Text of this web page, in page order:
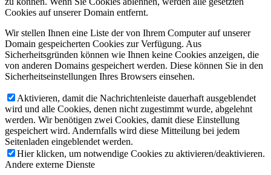
Cookies auf unserer Domain entfernt.
Wir stellen Ihnen eine Liste der von Ihrem Computer auf unserer
Domain gespeicherten Cookies zur Verfügung. Aus
Sicherheitsgründen können wie Ihnen keine Cookies anzeigen, die
von anderen Domains gespeichert werden. Diese können Sie in den
Sicherheitseinstellungen Ihres Browsers einsehen.
Aktivieren, damit die Nachrichtenleiste dauerhaft ausgeblendet
wird und alle Cookies, denen nicht zugestimmt wurde, abgelehnt
werden. Wir benötigen zwei Cookies, damit diese Einstellung
gespeichert wird. Andernfalls wird diese Mitteilung bei jedem
Seitenladen eingeblendet werden.
Hier klicken, um notwendige Cookies zu aktivieren/deaktivieren.
Andere externe Dienste